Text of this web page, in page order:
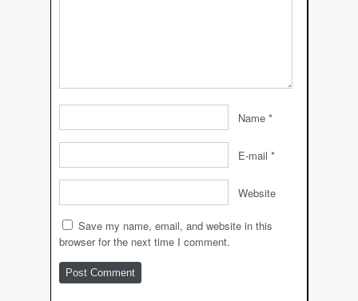
Name *
E-mail *
Website
Save my name, email, and website in this
browser for the next time I comment.